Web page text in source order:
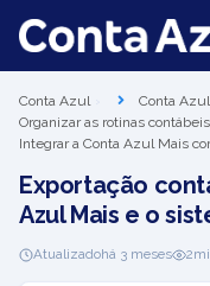
Conta Azul
Conta
Organizar as rotinas
Integrar a Conta Azul Mais
Exportação
Azul Mais e o
Atualizadohá 3 meses 2